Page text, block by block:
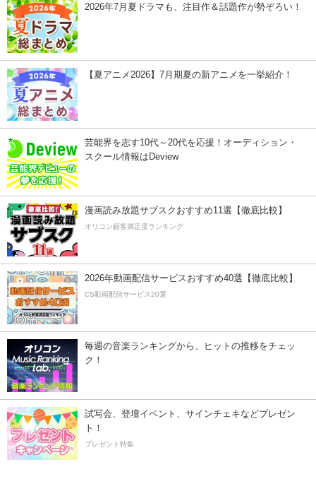
2026年7月夏ドラマも、注目作＆話題作が勢ぞろい！
【夏アニメ2026】7月期夏の新アニメを一挙紹介！
芸能界を志す10代～20代を応援！オーディション・
スクール情報はDeview
漫画読み放題サブスクおすすめ11選【徹底比較】
オリコン顧客満足度ランキング
2026年動画配信サービスおすすめ40選【徹底比較】
CS動画配信サービス20選
毎週の音楽ランキングから、ヒットの推移をチェッ
ク！
試写会、登壇イベント、サインチェキなどプレゼン
ト！
プレゼント特集